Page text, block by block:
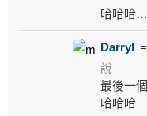
哈哈哈
Darryl =
說
最後一
哈哈哈